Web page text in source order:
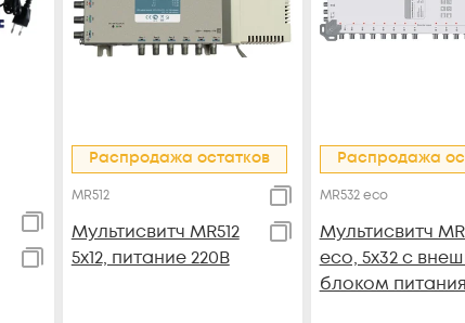
Распродажа остатков
MR512
Мультисвитч MR512
5x12, питание 220В
Распродажа
MR532 eco
Мультисвитч
eco, 5x32 с
блоком питания